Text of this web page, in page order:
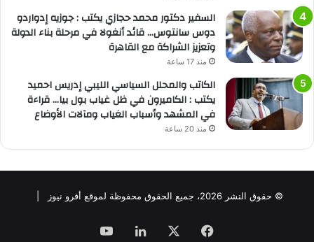
السفير دكتور محمد حجازي يكتب : جوزيه إدواردو
دوس سانتوس… قائد أنغولا في مرحلة بناء الدولة
وتعزيز الشراكة مع القاهرة
منذ 17 ساعة
الكاتب والمحلل السياسي الليبي إدريس احميد
يكتب : الكاميرون في ظل غياب بول بيا… قراءة
في المشهد وأسباب الغياب ومآلات الأوضاع
منذ 20 ساعة
© حقوق النشر 2026، جميع الحقوق محفوظة لموقع أفرو نيوز |
فيسبوك لينكدإن